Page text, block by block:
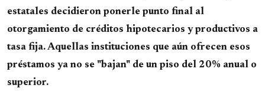
estatales decidieron ponerle punto final al
otorgamiento de créditos hipotecarios y productivos a
tasa fija. Aquellas instituciones que aún ofrecen esos
préstamos ya no se "bajan" de un piso del 20% anual o
superior.